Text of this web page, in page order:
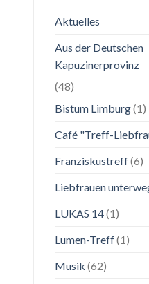
Aktuelles
Aus der Deutschen
Kapuzinerprovinz
(48)
Bistum Limburg(1)
Café "Treff-
Franziskustreff(6)
Liebfrauen
LUKAS 14(1)
Lumen-Treff(1)
Musik (62)